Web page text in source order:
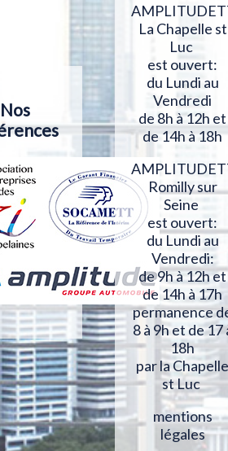
Nos
La Chapelle st
Luc
est ouvert:
du Lundi au
Vendredi
de 8h à 12h et
de 14h à 18h
Romilly sur
Seine
est ouvert:
du Lundi au
Vendredi:
de 9h à 12h et
de 14h à 17h
permanence
8 à 9h et de 17
18h
par la Chapelle
st Luc
mentions
légales